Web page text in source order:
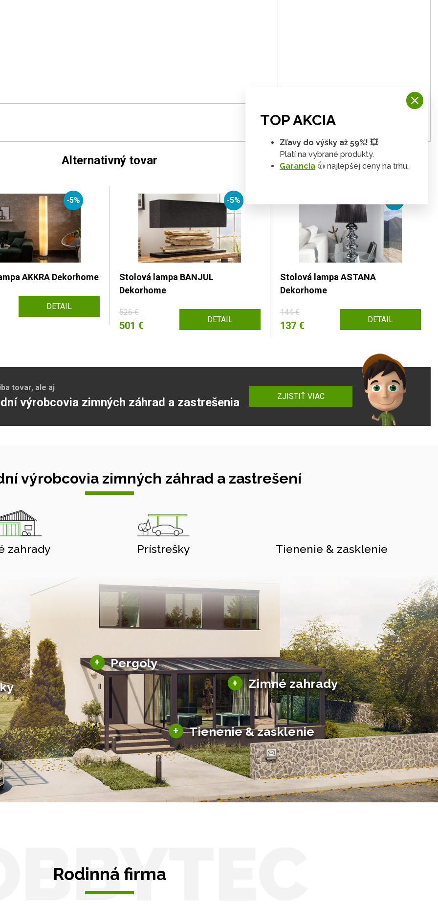
Alternativný tovar
-5%
AKKRA Dekorhome
DETAIL
-5%
Stolová lampa BANJUL
Dekorhome
526 €
501 € DETAIL
Stolová lampa ASTANA
Dekorhome
144 €
137 € DETAIL
tovar, ale aj
výrobcovia zimných záhrad a zastrešenia ZJISTIŤ VIAC
výrobcovia zimných záhrad a zastrešení
zahrady Prístrešky Tienenie & zasklenie
+ Pergoly
Hliníkové pergoly
Bioklimatické pergoly
Altány a zastrešenie
Solárne pergoly
+ Zimné zahrady
Sezónne zimné záhrady
Hliníkové zimné záhrady
Posuvné zimné záhrady
Solárne zimné záhrady
pre auto
+ Tienenie & zasklenie
Tienenie
Zasklenie
Rodinná firma
TOP AKCIA
Zľavy do výšky až 59%! 💥
Platí na vybrané produkty.
Garancia 👍 najlepšej ceny na trhu.